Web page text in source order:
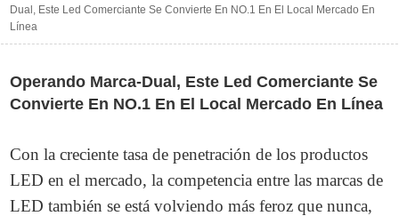
Dual, Este Led Comerciante Se Convierte En NO.1 En El Local Mercado En
Línea
Operando Marca-Dual, Este Led Comerciante Se
Convierte En NO.1 En El Local Mercado En Línea
Con la creciente tasa de penetración de los productos
LED en el mercado, la competencia entre las marcas de
LED también se está volviendo más feroz que nunca,